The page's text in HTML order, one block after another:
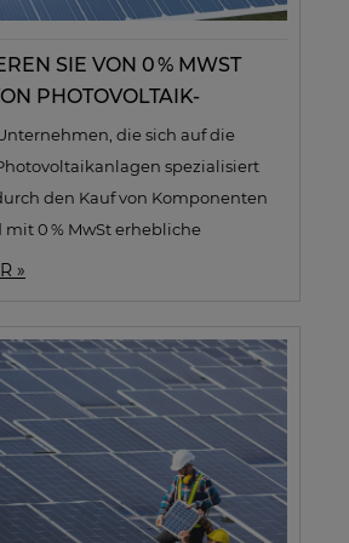
SIE VON 0 % MWST
PHOTOVOLTAIK-
AUS DEUTSCHLAND?
FÜR ÖSTERREICHISCHE
die sich auf die
spezialisiert
den Kauf von Komponenten
mit 0 % MwSt erhebliche
erzielen. Dieser Leitfaden
Lieferung (IGL) funktioniert.
Voraussetzungen erfüllt sein
% MwSt in Anspruch zu nehmen,
registrieren und
Nummer angeben. Der Text führt
Bestellprozess, hebt die
»